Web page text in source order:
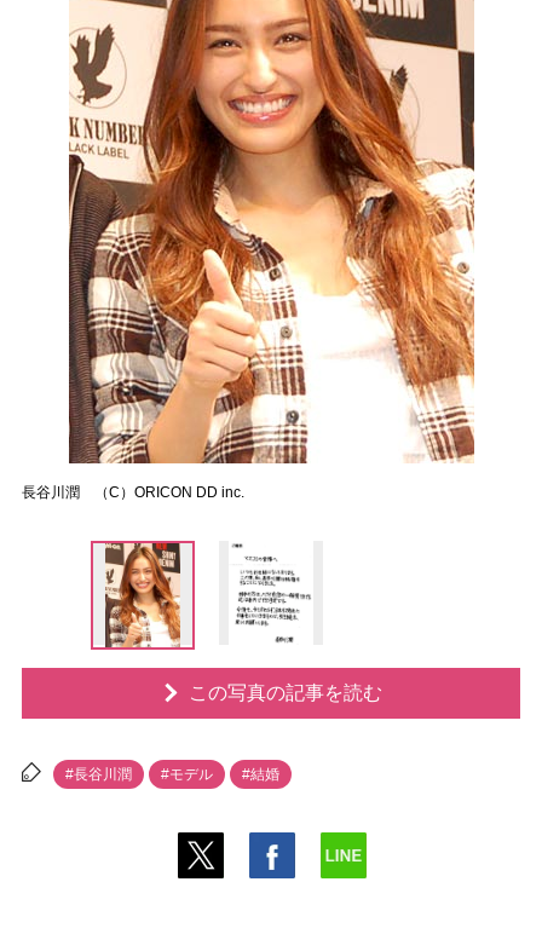
長谷川潤 （C）ORICON DD inc.
この写真の記事を読む
#長谷川潤 #モデル #結婚